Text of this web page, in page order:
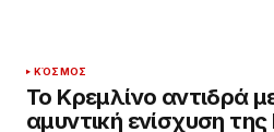
ΚΌΣΜΟΣ
Το Κρεμλίνο αντιδρά
αμυντική ενίσχυση της